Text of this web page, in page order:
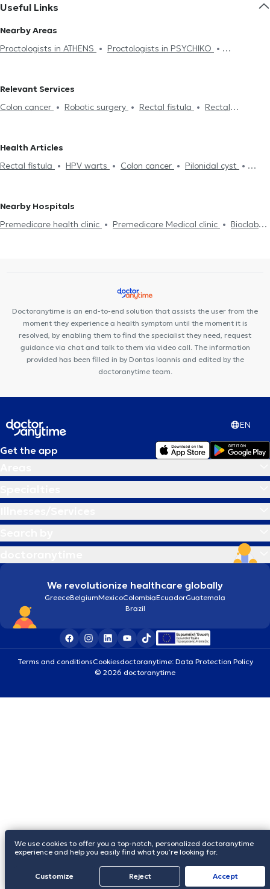
Useful Links
Nearby Areas
Proctologists in ATHENS
Proctologists in PSYCHIKO
KOLONAKI
Proctologists in MAROUSI
SYNTAGMA
Proctologists in PATISIA
Proctologists in PERISTERI
Relevant Services
Colon cancer
Robotic surgery Rectal fistula
Rectal
Health Articles
Rectal fistula
HPV warts Colon cancer
Pilonidal cyst
Nearby Hospitals
Premedicare health clinic
Premedicare Medical clinic
Bioclab
Doctoranytime is an end-to-end solution that assists the user from the
moment they experience a health symptom until the moment it is
resolved, by enabling them to find the specialist they need, request
guidance via chat and talk to them via video call. The information
provided has been filled in by Dontas Ioannis and edited by the
doctoranytime team.
EN
Get the app
We revolutionize healthcare globally
GreeceBelgiumMexicoColombiaEcuadorGuatemala
Brazil
Terms and conditionsCookiesdoctoranytime: Data Protection Policy
© 2026 doctoranytime
We use cookies to offer you a top-notch, personalized doctoranytime
experience and help you easily find what you’re looking for.
Customize Reject Accept